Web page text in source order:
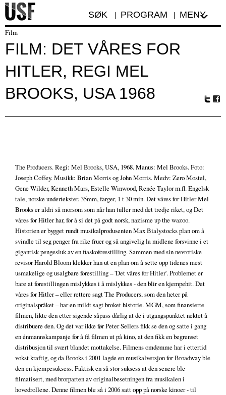
SØK PROGRAM MENY
Film
FILM: DET VÅRES FOR
HITLER, REGI MEL
BROOKS, USA 1968
The Producers. Regi: Mel Brooks, USA, 1968. Manus: Mel Brooks. Foto:
Joseph Coffey. Musikk: Brian Morris og John Morris. Medv: Zero Mostel,
Gene Wilder, Kenneth Mars, Estelle Winwood, Renée Taylor m.fl. Engelsk
tale, norske undertekster. 35mm, farger, 1 t 30 min. Det våres for Hitler Mel
Brooks er aldri så morsom som når han tuller med det tredje riket, og Det
våres for Hitler har, for å si det på godt norsk, nazisme up the wazoo.
Historien er bygget rundt musikalprodusenten Max Bialystocks plan om å
svindle til seg penger fra rike fruer og så angivelig la midlene forsvinne i et
gigantisk pengesluk av en fiaskoforestilling. Sammen med sin nevrotiske
revisor Harold Bloom klekker han ut en plan om å sette opp tidenes mest
usmakelige og usalgbare forestilling – 'Det våres for Hitler'. Problemet er
bare at forestillingen mislykkes i å mislykkes - den blir en kjempehit. Det
våres for Hitler – eller rettere sagt The Producers, som den heter på
originalspråket – har en mildt sagt broket historie. MGM, som finansierte
filmen, likte den etter sigende såpass dårlig at de i utgangspunktet nektet å
distribuere den. Og det var ikke før Peter Sellers fikk se den og satte i gang
en énmannskampanje for å få filmen ut på kino, at den fikk en begrenset
distribusjon til svært blandet mottakelse. Filmens omdømme har i ettertid
vokst kraftig, og da Brooks i 2001 lagde en musikalversjon for Broadway ble
den en kjempesuksess. Faktisk en så stor suksess at den senere ble
filmatisert, med brorparten av originalbesetningen fra musikalen i
hovedrollene. Denne filmen ble så i 2006 satt opp på norske kinoer - til